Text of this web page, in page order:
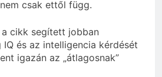
csak ettől függ.
a cikk segített jobban
és az intelligencia kérdését
igazán az „átlagosnak”